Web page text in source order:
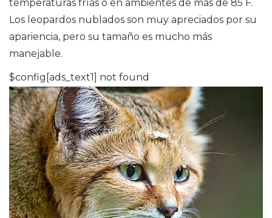
temperaturas frías o en ambientes de más de 85 F.
Los leopardos nublados son muy apreciados por su
apariencia, pero su tamaño es mucho más
manejable.
$config[ads_text1] not found